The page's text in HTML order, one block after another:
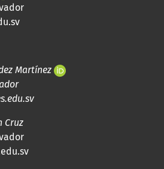
Martínez
Cruz